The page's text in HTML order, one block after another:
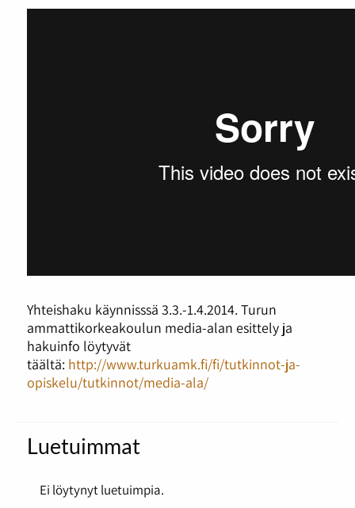
Yhteishaku käynnisssä 3.3.-1.4.2014. Turun
ammattikorkeakoulun media-alan esittely ja
hakuinfo löytyvät
täältä: http://www.turkuamk.fi/fi/tutkinnot-ja-
opiskelu/tutkinnot/media-ala/
Luetuimmat
Ei löytynyt luetuimpia.